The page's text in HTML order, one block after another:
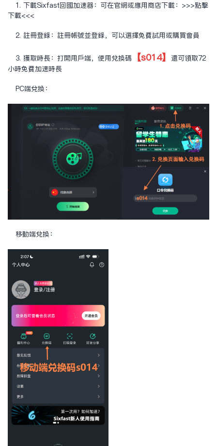
1. 下載Sixfast回國加速器：可在官網或應用商店下載： >>>點擊
下載<<<
2. 註冊登錄：註冊帳號並登錄，可以選擇免費試用或購買會員
3. 獲取時長：打開用戶端，使用兌換碼 【s014】
還可領取72
小時免費加速時長
PC端兌換：
移動端兌換：